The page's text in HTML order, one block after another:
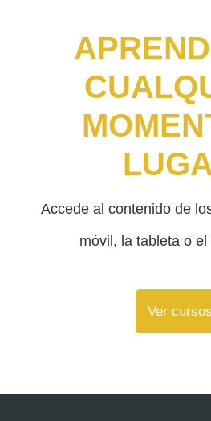
Accede al contenido de
móvil, la tableta o el
Ver cursos